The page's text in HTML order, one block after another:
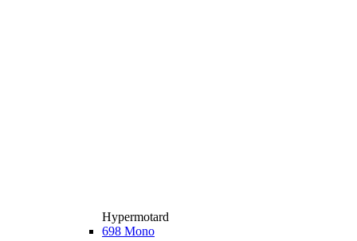
Hypermotard
698 Mono